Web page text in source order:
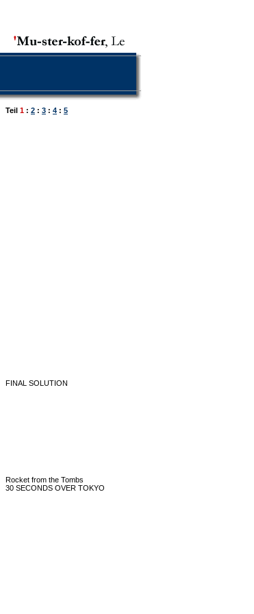
Teil 1 : 2 : 3 : 4 : 5
FINAL SOLUTION
Rocket from the Tombs
30 SECONDS OVER TOKYO